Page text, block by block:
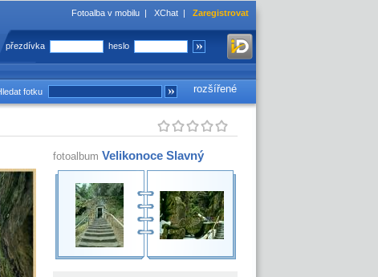
Fotoalba v mobilu | XChat | Zaregistrovat
přezdívka heslo
rozšířené
fotku
fotoalbum Velikonoce Slavný